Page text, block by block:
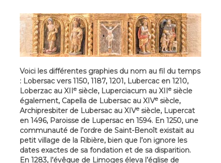
Voici les différentes graphies du nom au fil du temps
: Lobersac vers 1150, 1187, 1201, Lubercac en 1210,
Loberzac au XIIesiècle, Luperciacum au XIIesiècle
également, Capella de Lubersac au XIVesiècle,
Archipresbiter de Lubersac au XIVesiècle, Lupercat
en 1496, Paroisse de Lupersac en 1594. En 1250, une
communauté de l’ordre de Saint-Benoît existait au
petit village de la Ribière, bien que l’on ignore les
dates exactes de sa fondation et de sa disparition.
En 1283, l’évêque de Limoges éleva l’église de